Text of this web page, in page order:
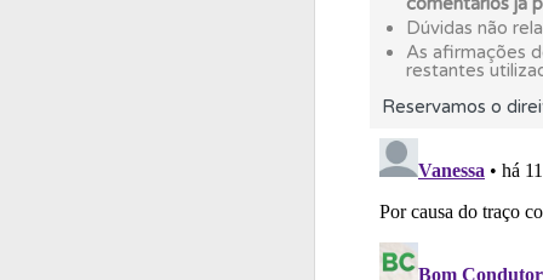
Testes O teste
Conta Crie uma
Biblioteca
Perfil Consulte as
Dúvidas não
As afirmações
restantes
Reservamos o